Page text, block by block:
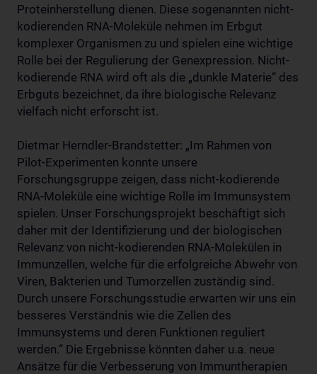
Proteinherstellung dienen. Diese sogenannten nicht-
kodierenden RNA-Moleküle nehmen im Erbgut
komplexer Organismen zu und spielen eine wichtige
Rolle bei der Regulierung der Genexpression. Nicht-
kodierende RNA wird oft als die „dunkle Materie“ des
Erbguts bezeichnet, da ihre biologische Relevanz
vielfach nicht erforscht ist.
Dietmar Herndler-Brandstetter: „Im Rahmen von
Pilot-Experimenten konnte unsere
Forschungsgruppe zeigen, dass nicht-kodierende
RNA-Moleküle eine wichtige Rolle im Immunsystem
spielen. Unser Forschungsprojekt beschäftigt sich
daher mit der Identifizierung und der biologischen
Relevanz von nicht-kodierenden RNA-Molekülen in
Immunzellen, welche für die erfolgreiche Abwehr von
Viren, Bakterien und Tumorzellen zuständig sind.
Durch unsere Forschungsstudie erwarten wir uns ein
besseres Verständnis wie die Zellen des
Immunsystems und deren Funktionen reguliert
werden.“ Die Ergebnisse könnten daher u.a. neue
Ansätze für die Verbesserung von Immuntherapien